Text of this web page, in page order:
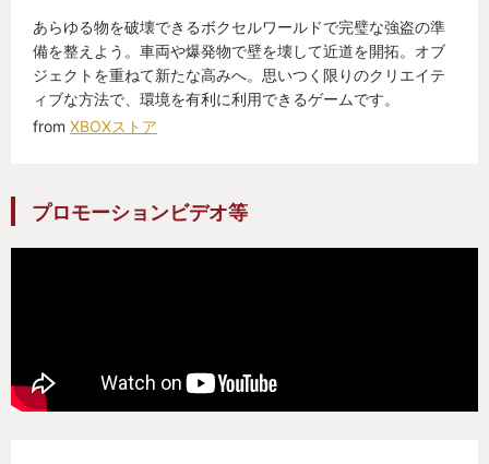
おわり
あらゆる物を破壊できるボクセルワールドで完璧な強盗の準
備を整えよう。車両や爆発物で壁を壊して近道を開拓。オブ
ジェクトを重ねて新たな高みへ。思いつく限りのクリエイテ
ィブな方法で、環境を有利に利用できるゲームです。
from XBOXストア
プロモーションビデオ等